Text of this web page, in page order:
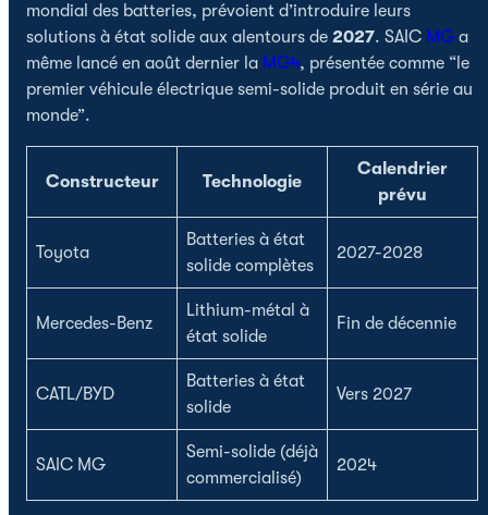
mondial des batteries, prévoient d’introduire leurs
solutions à état solide aux alentours de 2027. SAIC MG a
même lancé en août dernier la MG4, présentée comme “le
premier véhicule électrique semi-solide produit en série au
monde”.
Constructeur Technologie
Calendrier
prévu
Toyota
Batteries à état
solide complètes
2027-2028
Mercedes-Benz
Lithium-métal à
état solide
Fin de décennie
CATL/BYD
Batteries à état
solide
Vers 2027
SAIC MG
Semi-solide (déjà
commercialisé)
2024